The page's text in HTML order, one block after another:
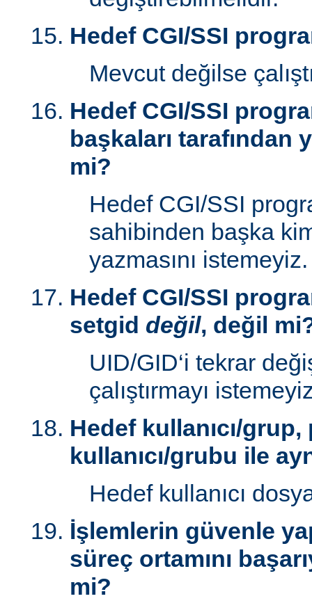
Hedef CGI/SSI
Mevcut değilse
Hedef CGI/SSI
başkaları tarafından
mi?
Hedef CGI/SSI
sahibinden başka
yazmasını istemeyiz.
Hedef CGI/SSI
setgid değil, değil
UID/GID‘i tekrar
çalıştırmayı
Hedef kullanıcı/grup,
kullanıcı/grubu ile
Hedef kullanıcı
İşlemlerin güvenle
süreç ortamını
mi?